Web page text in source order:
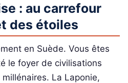
: au carrefour
des étoiles
en Suède. Vous êtes
le foyer de civilisations
La Laponie,